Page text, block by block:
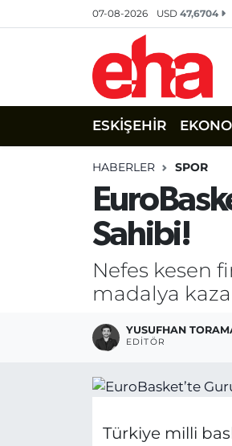
07-08-2026 USD47,6704
ESKİŞEHİR
HABERLER SPOR
Sahibi!
Nefes kesen
madalya
YUSUFHAN
EDITÖR
Türkiye milli